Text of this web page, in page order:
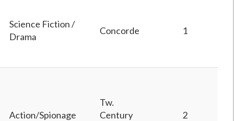
Science Fiction /
Drama
Concorde 1
Action/Spionage
Tw.
Century
2